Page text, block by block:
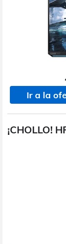
Ir a la
¡CHOLLO!